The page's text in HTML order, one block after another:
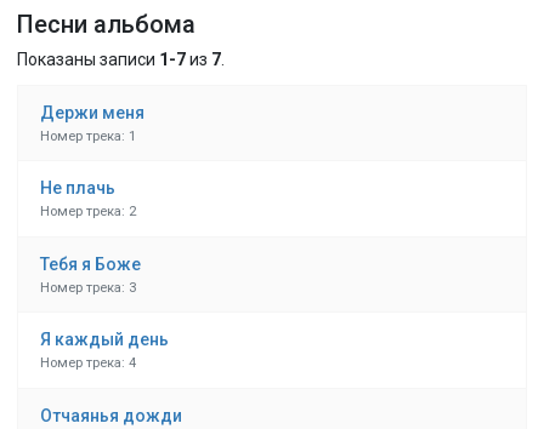
Песни альбома
Показаны записи 1-7из 7
Держи меня
Номер трека: 1
Не плачь
Номер трека: 2
Тебя я Боже
Номер трека: 3
Я каждый день
Номер трека: 4
Отчаянья дожди